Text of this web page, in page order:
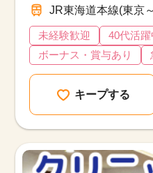
JR東海道本線(東京
未経験歓迎
40代活躍
ボーナス・賞与あり
キープする